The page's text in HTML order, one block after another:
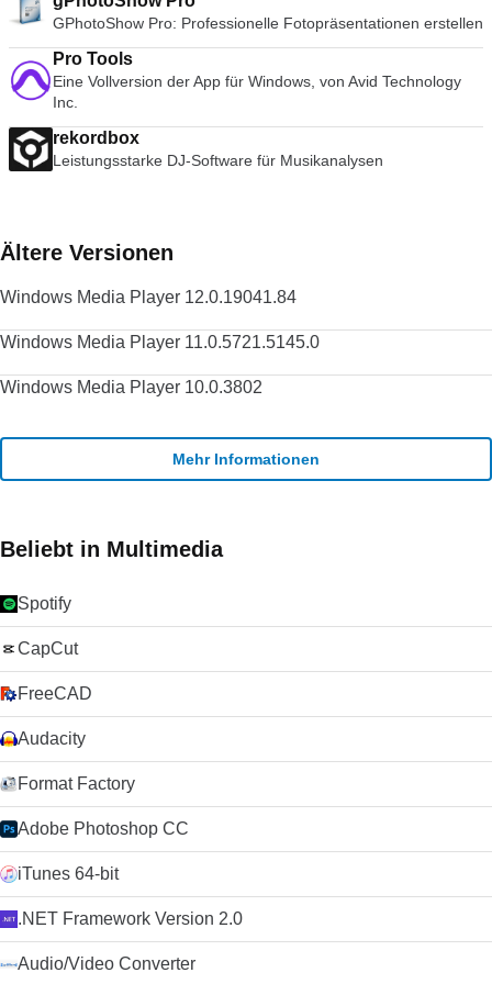
GPhotoShow Pro: Professionelle Fotopräsentationen erstellen
Pro Tools
Eine Vollversion der App für Windows, von Avid Technology
Inc.
rekordbox
Leistungsstarke DJ-Software für Musikanalysen
Ältere Versionen
Windows Media Player 12.0.19041.84
Windows Media Player 11.0.5721.5145.0
Windows Media Player 10.0.3802
Mehr Informationen
Beliebt in Multimedia
Spotify
CapCut
FreeCAD
Audacity
Format Factory
Adobe Photoshop CC
iTunes 64-bit
.NET Framework Version 2.0
Audio/Video Converter